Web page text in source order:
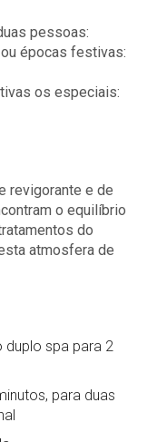
pessoas:
épocas festivas:
os especiais:
revigorante e de
o equilíbrio
do
atmosfera de
duplo spa para 2
para duas